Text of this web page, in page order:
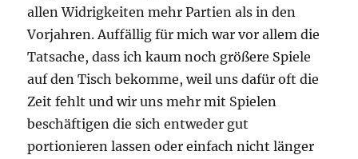
allen Widrigkeiten mehr Partien als in den
Vorjahren. Auffällig für mich war vor allem die
Tatsache, dass ich kaum noch größere Spiele
auf den Tisch bekomme, weil uns dafür oft die
Zeit fehlt und wir uns mehr mit Spielen
beschäftigen die sich entweder gut
portionieren lassen oder einfach nicht länger